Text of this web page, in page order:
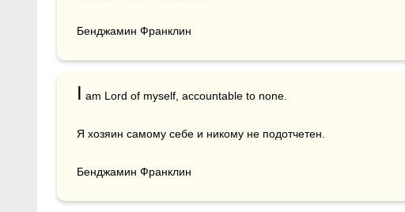
Бенджамин Франклин
I am Lord of myself, accountable to none.
Я хозяин самому себе и никому не подотчетен.
Бенджамин Франклин